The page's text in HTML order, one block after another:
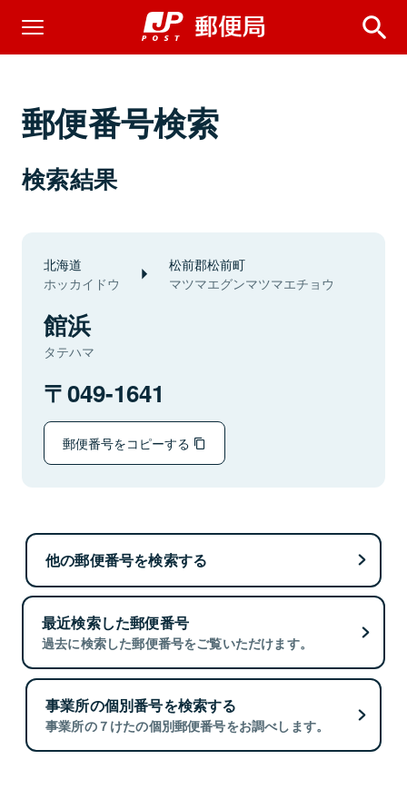
郵便番号検索
検索結果
北海道
ホッカイドウ
松前郡松前町
マツマエグンマツマエチョウ
館浜
タテハマ
049-1641
郵便番号をコピーする
他の郵便番号を検索する
最近検索した郵便番号
過去に検索した郵便番号をご覧いただけます。
事業所の個別番号を検索する
事業所の７けたの個別郵便番号をお調べします。